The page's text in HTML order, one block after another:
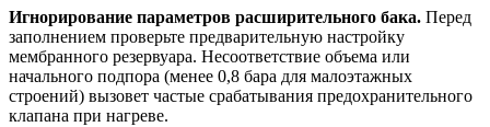
Игнорирование параметров расширительного бака. Перед
заполнением проверьте предварительную настройку
мембранного резервуара. Несоответствие объема или
начального подпора (менее 0,8 бара для малоэтажных
строений) вызовет частые срабатывания предохранительного
клапана при нагреве.